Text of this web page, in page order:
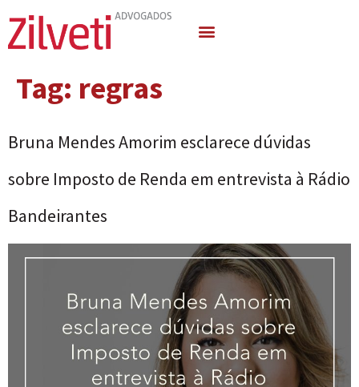
Tag: regras
Bruna Mendes Amorim esclarece dúvidas
sobre Imposto de Renda em entrevista à Rádio
Bandeirantes